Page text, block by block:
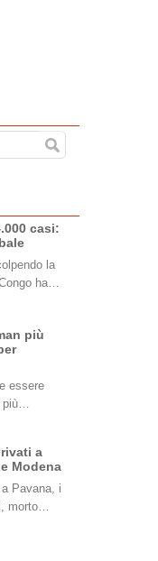
casi:
la
ha…
più
essere
più…
a
Modena
Pavana, i
morto…